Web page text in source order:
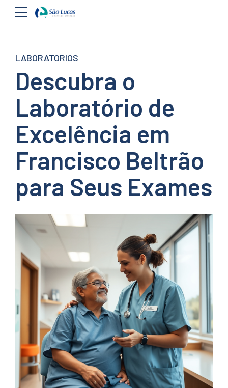
LABORATORIOS
Descubra o
Laboratório de
Excelência em
Francisco Beltrão
para Seus Exames